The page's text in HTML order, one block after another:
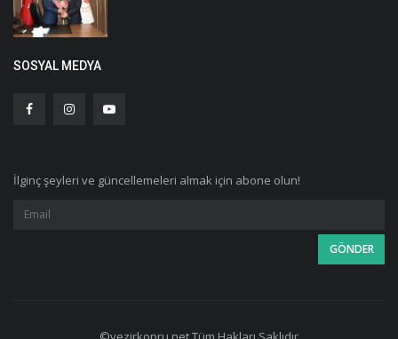
SOSYAL MEDYA
İlginç şeyleri ve güncellemeleri almak için abone olun!